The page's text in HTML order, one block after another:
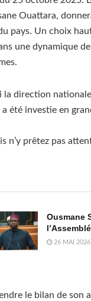
Ouattara,
pays. Un choix
une dynamique
direction
été investie en
n’y prêtez pas
Ousmane
26 MAI 2026
le bilan de son